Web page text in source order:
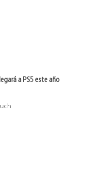
a PS5 este año